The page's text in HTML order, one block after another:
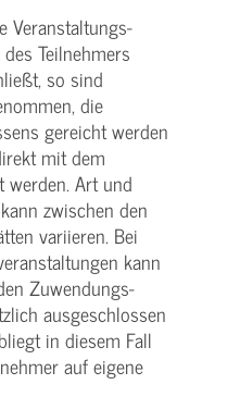
Veranstaltungs­
Teilnehmers
so sind
die
gereicht werden
mit dem
werden. Art und
zwischen den
variieren. Bei
kann
Zuwendungs­
ausgeschlossen
in diesem Fall
auf eigene